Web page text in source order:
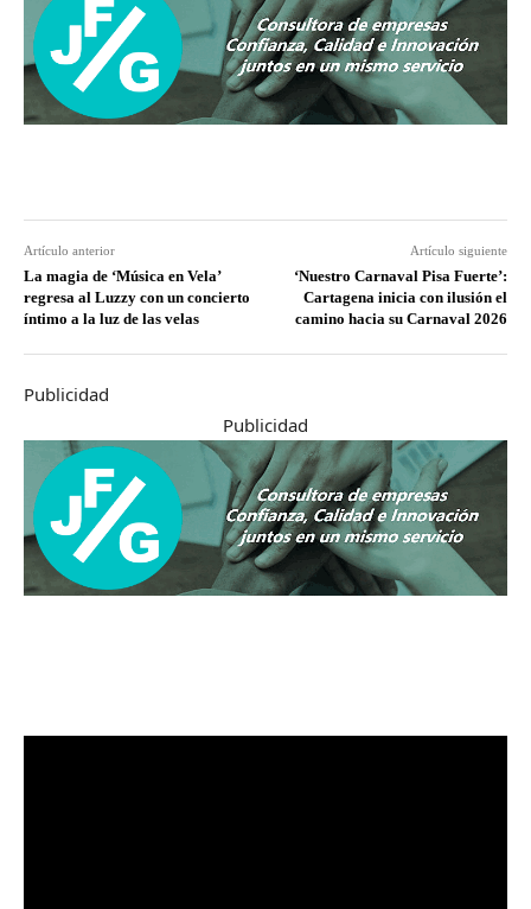
Artículo anterior
La magia de ‘Música en Vela’
regresa al Luzzy con un concierto
íntimo a la luz de las velas
Artículo siguiente
‘Nuestro Carnaval Pisa Fuerte’:
Cartagena inicia con ilusión el
camino hacia su Carnaval 2026
Publicidad
Publicidad